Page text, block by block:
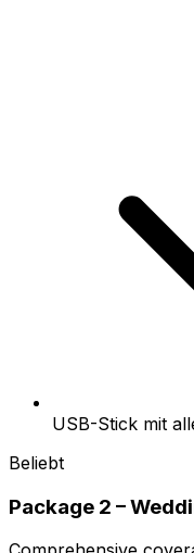
USB-Stick mit
Beliebt
Package 2 –